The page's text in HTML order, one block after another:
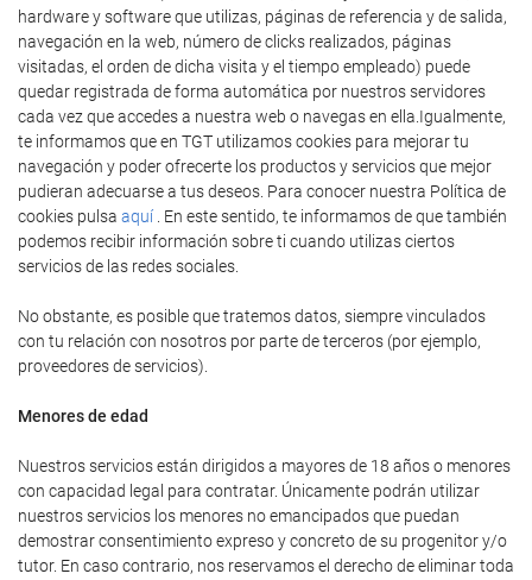
hardware y software que utilizas, páginas de referencia y de salida,
navegación en la web, número de clicks realizados, páginas
visitadas, el orden de dicha visita y el tiempo empleado) puede
quedar registrada de forma automática por nuestros servidores
cada vez que accedes a nuestra web o navegas en ella.Igualmente,
te informamos que en TGT utilizamos cookies para mejorar tu
navegación y poder ofrecerte los productos y servicios que mejor
pudieran adecuarse a tus deseos. Para conocer nuestra Política de
cookies pulsa aquí . En este sentido, te informamos de que también
podemos recibir información sobre ti cuando utilizas ciertos
servicios de las redes sociales.
No obstante, es posible que tratemos datos, siempre vinculados
con tu relación con nosotros por parte de terceros (por ejemplo,
proveedores de servicios).
Menores de edad
Nuestros servicios están dirigidos a mayores de 18 años o menores
con capacidad legal para contratar. Únicamente podrán utilizar
nuestros servicios los menores no emancipados que puedan
demostrar consentimiento expreso y concreto de su progenitor y/o
tutor. En caso contrario, nos reservamos el derecho de eliminar toda